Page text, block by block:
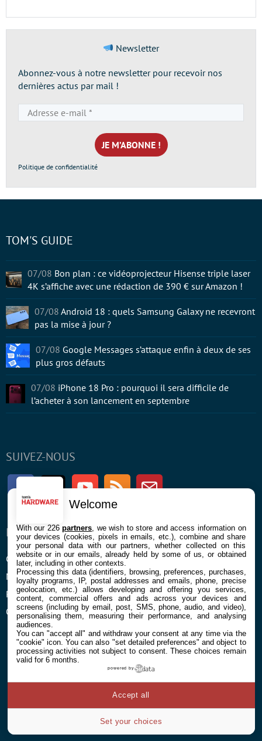
Newsletter
Abonnez-vous à notre newsletter pour recevoir nos
dernières actus par mail !
e-
mail
*
Politique de confidentialité
SUIVEZ-NOUS
FacebookTwitter Youtube RSS Newsletter
ENTREPRISE
Confidentialité et Cookies
Mentions légales et CGU
Préférences Cookies
Qui sommes nous
À PROPOS
Contact
TOM'S GUIDE
07/08 Bon plan : ce vidéoprojecteur Hisense triple laser
4K s’affiche avec une rédaction de 390 € sur Amazon !
07/08 Android 18 : quels Samsung Galaxy ne recevront
pas la mise à jour ?
07/08 Google Messages s’attaque enfin à deux de ses
plus gros défauts
07/08 iPhone 18 Pro : pourquoi il sera difficile de
l’acheter à son lancement en septembre
Welcome
With our 226partners , we wish to store and access information on
your devices (cookies, pixels in emails, etc.), combine and share
your personal data with our partners, whether collected on this
website or in our emails, already held by some of us, or obtained
later, including in other contexts.
Processing this data (identifiers, browsing, preferences, purchases,
loyalty programs, IP, postal addresses and emails, phone, precise
geolocation, etc.) allows developing and offering you services,
content, commercial offers and ads across your devices and
screens (including by email, post, SMS, phone, audio, and video),
personalising them, measuring their performance, and analysing
audiences.
You can "accept all" and withdraw your consent at any time via the
"cookie" icon. You can also "set detailed preferences" and object to
processing activities not subject to consent. These choices remain
valid for 6 months.
powered by
Set your choices
Accept all